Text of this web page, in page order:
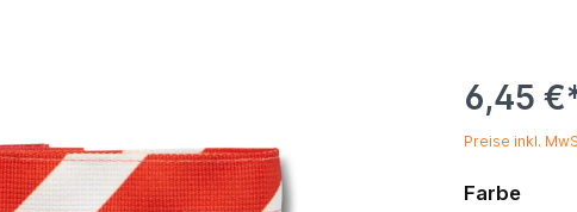
6,45
Preise inkl.
Farbe